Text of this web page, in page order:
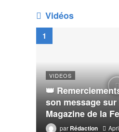
Vidéos
VIDEOS
👑
son message sur
Magazine de la
par Rédaction